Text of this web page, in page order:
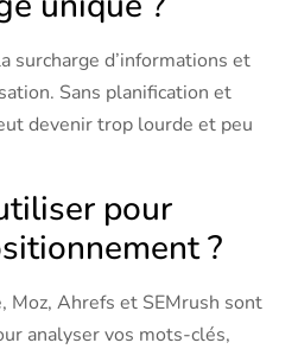
surcharge d’informations et
Sans planification et
devenir trop lourde et peu
pour
?
Moz, Ahrefs et SEMrush sont
analyser vos mots-clés,